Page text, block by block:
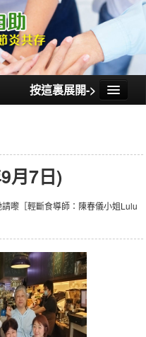
按這裏展開->
月7日)
嚟［輕斷食導師：陳春儀小姐Lulu